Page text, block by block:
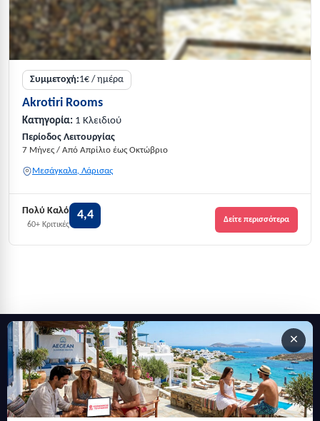
Συμμετοχή:1€ / ημέρα
Akrotiri Rooms
Κατηγορία: 1 Κλειδιού
Περίοδος Λειτουργίας
7 Μήνες / Από Απρίλιο έως Οκτώβριο
Μεσάγκαλα, Λάρισας
Πολύ Καλό
60+ Κριτικές
4,4 Δείτε περισσότερα
×
Εγγραφείτε στο newsletter μας
Μείνετε ενημερωμένοι με τις τελευταίες ειδήσεις, ανακοινώσεις
και άρθρα.